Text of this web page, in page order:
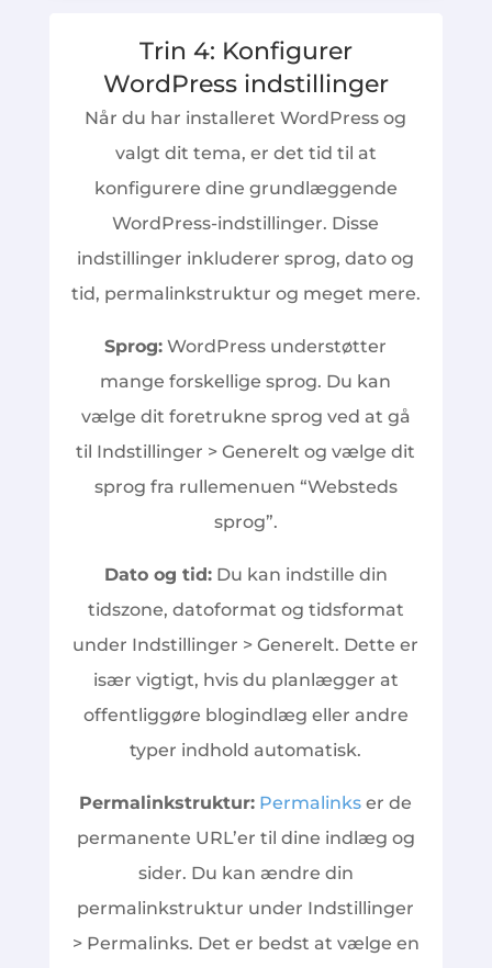
Trin 4: Konfigurer
WordPress indstillinger
Når du har installeret WordPress og
valgt dit tema, er det tid til at
konfigurere dine grundlæggende
WordPress-indstillinger. Disse
indstillinger inkluderer sprog, dato og
tid, permalinkstruktur og meget mere.
Sprog: WordPress understøtter
mange forskellige sprog. Du kan
vælge dit foretrukne sprog ved at gå
til Indstillinger > Generelt og vælge dit
sprog fra rullemenuen “Websteds
sprog”.
Dato og tid:Du kan indstille din
tidszone, datoformat og tidsformat
under Indstillinger > Generelt. Dette er
især vigtigt, hvis du planlægger at
offentliggøre blogindlæg eller andre
typer indhold automatisk.
Permalinkstruktur: Permalinks er de
permanente URL’er til dine indlæg og
sider. Du kan ændre din
permalinkstruktur under Indstillinger
> Permalinks. Det er bedst at vælge en